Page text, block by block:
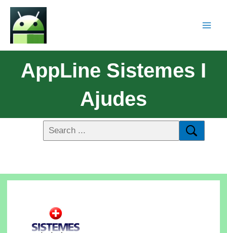
AppLine Sistemes I
Ajudes